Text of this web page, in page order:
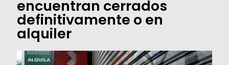
encuentran cerrados
definitivamente o en
alquiler